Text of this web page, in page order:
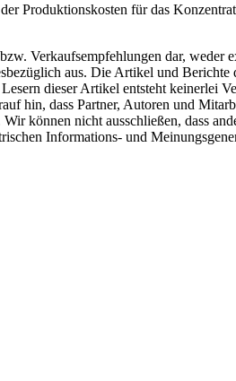
Produktionskosten für das
Verkaufsempfehlungen dar,
aus. Die Artikel und
dieser Artikel entsteht keinerlei
hin, dass Partner, Autoren und
können nicht ausschließen, dass
Informations- und